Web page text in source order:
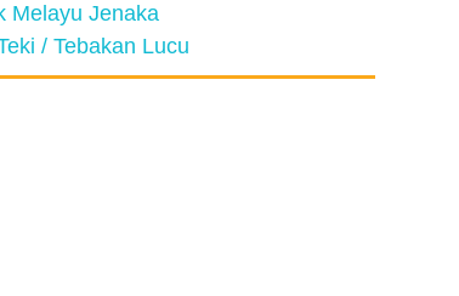
Melayu Jenaka
/ Tebakan Lucu